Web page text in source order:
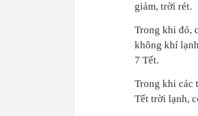
giảm, trời rét.
Trong khi đó,
không khí
7 Tết.
Trong khi các
Tết trời lạnh,